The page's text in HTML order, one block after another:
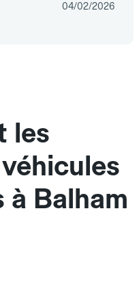
04/02/2026
les
à Balham